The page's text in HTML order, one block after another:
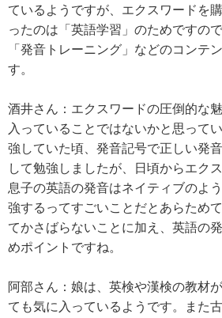
ているようですが、エクスワードを
ったのは「英語学習」のためですの
「発音トレーニング」などのコンテ
す。
酒井さん：エクスワードの圧倒的な
入っていることではないかと思って
強していた頃、発音記号で正しい発
して勉強しましたが、日頃からエク
息子の英語の発音はネイティブのよ
強するってすごいことだとあらため
てかさばらないことに加え、英語の
めポイントですね。
阿部さん：娘は、英検や漢検の教材
ても気に入っているようです。また